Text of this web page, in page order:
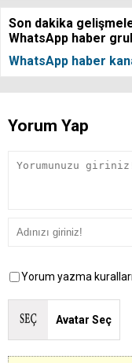
Son dakika
WhatsApp haber
WhatsApp haber
Yorum Yap
Yorum yazma
Avatar Seç